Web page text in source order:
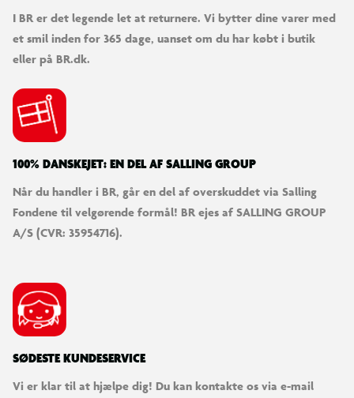
I BR er det legende let at returnere. Vi bytter dine varer med
et smil inden for 365 dage, uanset om du har købt i butik
eller på BR.dk.
100% DANSKEJET: EN DEL AF SALLING GROUP
Når du handler i BR, går en del af overskuddet via Salling
Fondene til velgørende formål! BR ejes af SALLING GROUP
A/S (CVR: 35954716).
SØDESTE KUNDESERVICE
Vi er klar til at hjælpe dig! Du kan kontakte os via e-mail